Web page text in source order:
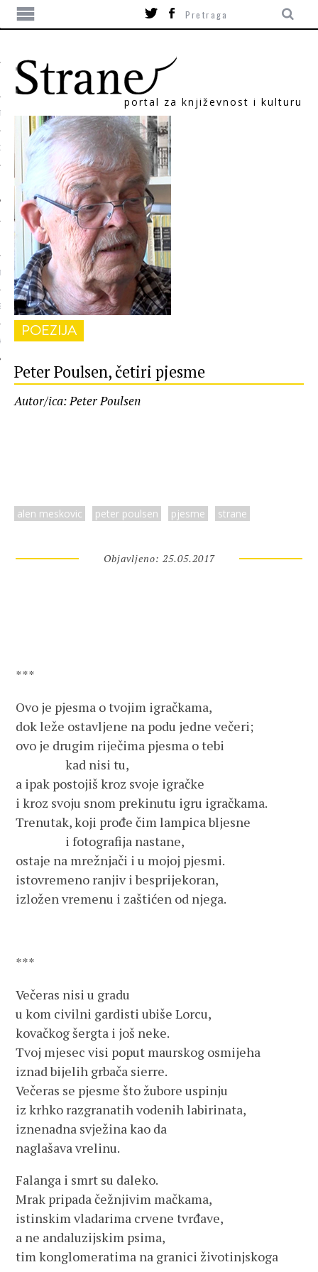
portal za književnost i kulturu
POEZIJA
Peter Poulsen, četiri pjesme
Autor/ica: Peter Poulsen
alen meskovic peter poulsen pjesme strane
Objavljeno: 25.05.2017
***
Ovo je pjesma o tvojim igračkama,
dok leže ostavljene na podu jedne večeri;
ovo je drugim riječima pjesma o tebi
kad nisi tu,
a ipak postojiš kroz svoje igračke
i kroz svoju snom prekinutu igru igračkama.
Trenutak, koji prođe čim lampica bljesne
i fotografija nastane,
ostaje na mrežnjači i u mojoj pjesmi.
istovremeno ranjiv i besprijekoran,
izložen vremenu i zaštićen od njega.
***
Večeras nisi u gradu
u kom civilni gardisti ubiše Lorcu,
kovačkog šergta i još neke.
Tvoj mjesec visi poput maurskog osmijeha
iznad bijelih grbača sierre.
Večeras se pjesme što žubore uspinju
iz krhko razgranatih vodenih labirinata,
iznenadna svježina kao da
naglašava vrelinu.
Falanga i smrt su daleko.
Mrak pripada čežnjivim mačkama,
istinskim vladarima crvene tvrđave,
a ne andaluzijskim psima,
tim konglomeratima na granici životinjskoga